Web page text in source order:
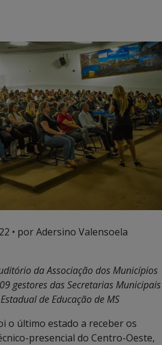
• por Adersino Valensoela
da Associação dos Municípios
gestores das Secretarias Municipais
de Educação de MS
o último estado a receber os
presencial do Centro-Oeste,